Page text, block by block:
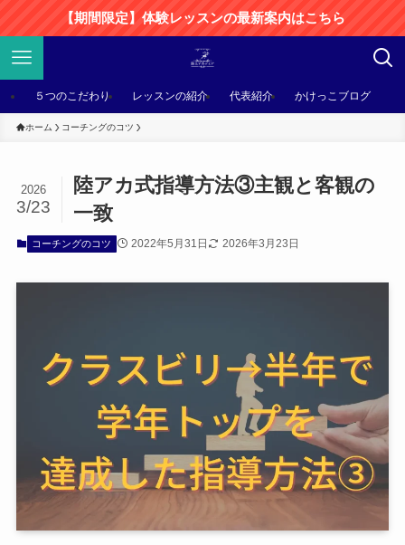
【期間限定】体験レッスンの最新案内はこちら
５つのこだわり レッスンの紹介 代表紹介 かけっこブログ
ホーム コーチングのコツ
陸アカ式指導方法③主観と客観の
一致
2026
3/23
コーチングのコツ 2022年5月31日 2026年3月23日